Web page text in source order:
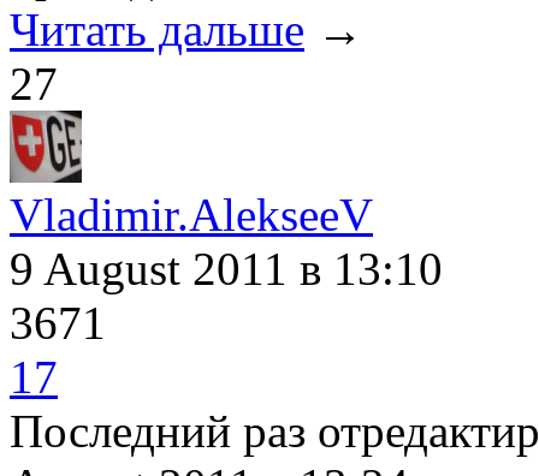
Читать дальше →
27
Vladimir.AlekseeV
9 August 2011 в 13:10
3671
17
Последний раз